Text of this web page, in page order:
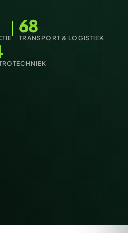
68
TRANSPORT & LOGISTIEK